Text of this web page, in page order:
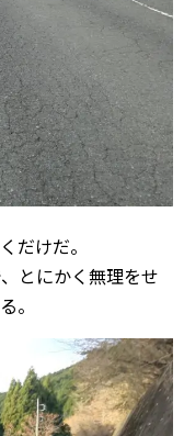
だけだ。
とにかく無理をせ
。